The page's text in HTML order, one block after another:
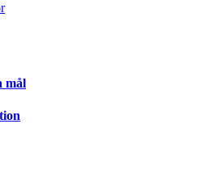
mål